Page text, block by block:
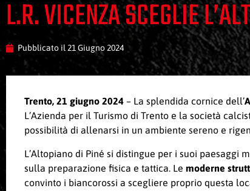
L.R. VICENZA SCEGLIE
Pubblicato il 21 Giugno 2024
Trento, 21 giugno 2024 – La splendida cornice dell’
L’Azienda per il Turismo di Trento e la società
possibilità di allenarsi in un ambiente sereno e
L’Altopiano di Piné si distingue per i suoi
sulla preparazione fisica e tattica. Le moderne
convinto i biancorossi a scegliere proprio questa